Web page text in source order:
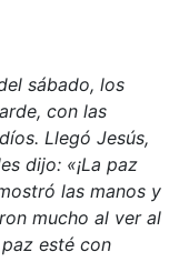
sábado, los
con las
Llegó Jesús,
dijo: «¡La paz
las manos y
mucho al ver al
esté con